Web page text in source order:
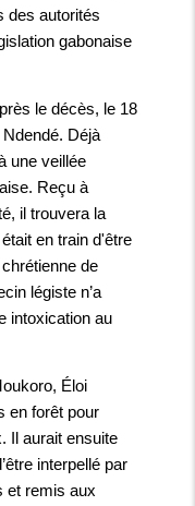
des autorités
gabonaise
le décès, le 18
Déjà
une veillée
Reçu à
il trouvera la
en train d'être
de
légiste n’a
intoxication au
Éloi
en forêt pour
Il aurait ensuite
interpellé par
et remis aux